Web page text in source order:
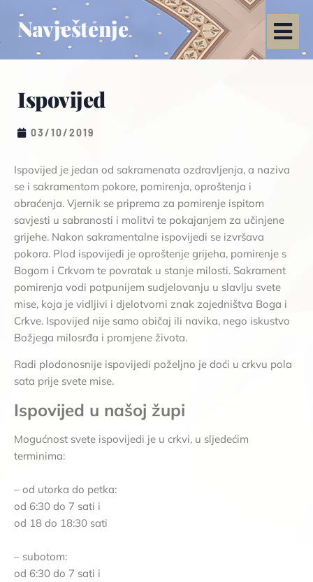
Navještenje
Ispovijed
03/10/2019
Ispovijed je jedan od sakramenata ozdravljenja, a naziva
se i sakramentom pokore, pomirenja, oproštenja i
obraćenja. Vjernik se priprema za pomirenje ispitom
savjesti u sabranosti i molitvi te pokajanjem za učinjene
grijehe. Nakon sakramentalne ispovijedi se izvršava
pokora. Plod ispovijedi je oproštenje grijeha, pomirenje s
Bogom i Crkvom te povratak u stanje milosti. Sakrament
pomirenja vodi potpunijem sudjelovanju u slavlju svete
mise, koja je vidljivi i djelotvorni znak zajedništva Boga i
Crkve. Ispovijed nije samo običaj ili navika, nego iskustvo
Božjega milosrđa i promjene života.
Radi plodonosnije ispovijedi poželjno je doći u crkvu pola
sata prije svete mise.
Ispovijed u našoj župi
Mogućnost svete ispovijedi je u crkvi, u sljedećim
terminima:
– od utorka do petka:
od 6:30 do 7 sati i
od 18 do 18:30 sati
– subotom:
od 6:30 do 7 sati i